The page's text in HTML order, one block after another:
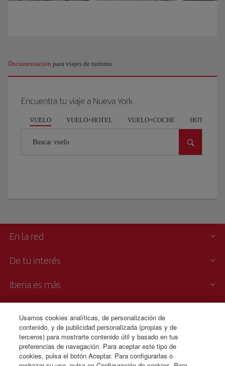
a
aprovechar
una
breve
parada
que
conocer
vengas
Nueva
¡Y
estamos
en
Times
Square!
Está
Documentación para viajes de turismo
Encuentra tu viaje a Nueva York
VUELO VUELO+HOTEL VUELO+COCHE HOTEL
Buscar vuelo
En la red
De tu interés
Iberia es más
Venta telefónica
+34 91 333 67 01
De Lunes a Domingo 00:00 - 24:00h (español e inglés).
Usamos cookies analíticas, de personalización de
contenido, y de publicidad personalizada (propias y de
terceros) para mostrarte contenido útil y basado en tus
preferencias de navegación. Para aceptar este tipo de
cookies, pulsa el botón Aceptar. Para configurarlas o